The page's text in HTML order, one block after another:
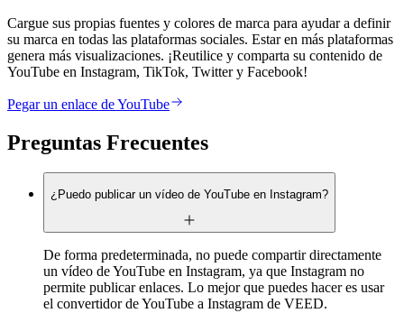
Cargue sus propias fuentes y colores de marca para ayudar a definir
su marca en todas las plataformas sociales. Estar en más plataformas
genera más visualizaciones. ¡Reutilice y comparta su contenido de
YouTube en Instagram, TikTok, Twitter y Facebook!
Pegar un enlace de YouTube
Preguntas Frecuentes
¿Puedo publicar un vídeo de YouTube en Instagram?
De forma predeterminada, no puede compartir directamente
un vídeo de YouTube en Instagram, ya que Instagram no
permite publicar enlaces. Lo mejor que puedes hacer es usar
el convertidor de YouTube a Instagram de VEED.